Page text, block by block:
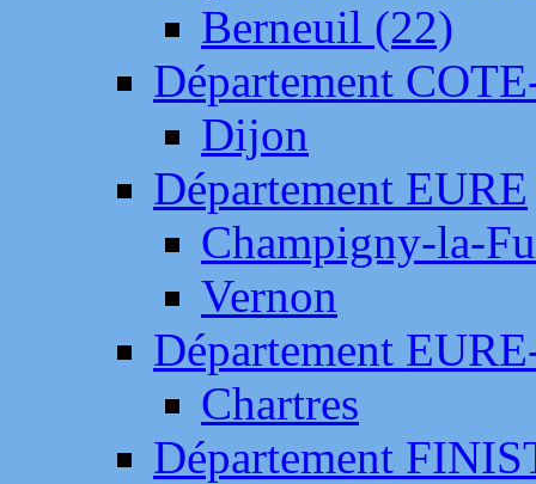
Berneuil (22)
Département
Dijon
Département EURE
Champigny-la-
Vernon
Département
Chartres
Département